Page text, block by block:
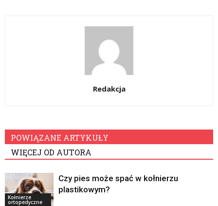
Redakcja
POWIĄZANE ARTYKUŁY
WIĘCEJ OD AUTORA
Kołnierze
ortopedyczne
Czy pies może spać w kołnierzu
plastikowym?